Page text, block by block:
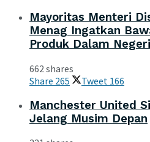
Mayoritas Menteri
Menag Ingatkan
Produk Dalam Negeri
662 shares
Share 265 Tweet 166
Manchester United
Jelang Musim Depan